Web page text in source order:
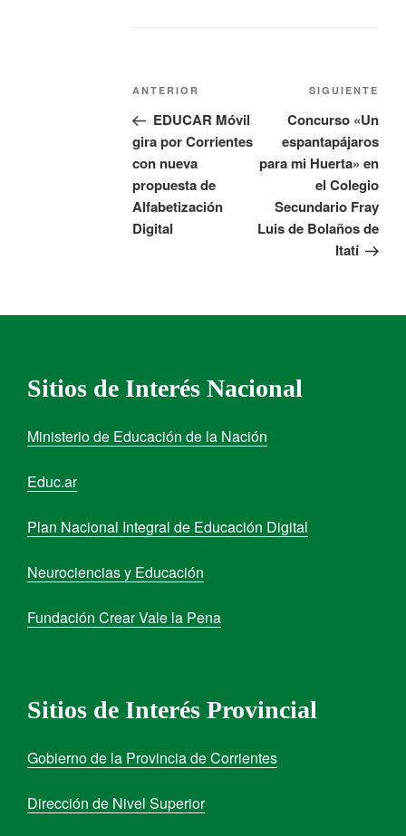
ANTERIOR
EDUCAR Móvil
gira por Corrientes
con nueva
propuesta de
Alfabetización
Digital
SIGUIENTE
Concurso «Un
espantapájaros
para mi Huerta» en
el Colegio
Secundario Fray
Luis de Bolaños de
Itatí
Sitios de Interés Nacional
Ministerio de Educación de la Nación
Educ.ar
Plan Nacional Integral de Educación Digital
Neurociencias y Educación
Fundación Crear Vale la Pena
Sitios de Interés Provincial
Gobierno de la Provincia de Corrientes
Dirección de Nivel Superior